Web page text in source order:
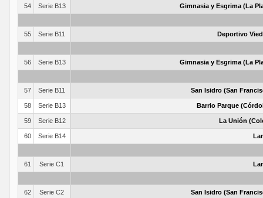
54 Serie B13 Gimnasia y Esgrima (La
55 Serie B11 Deportivo
56 Serie B13 Gimnasia y Esgrima (La
57 Serie B11 San Isidro (San
58 Serie B13 Barrio Parque
59 Serie B12 La Unión
60 Serie B14
61 Serie C1
62 Serie C2 San Isidro (San